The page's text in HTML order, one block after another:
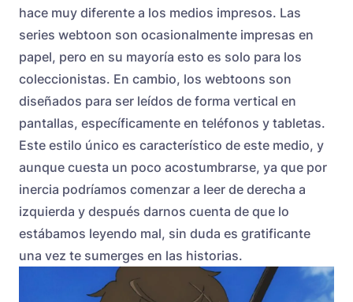
hace muy diferente a los medios impresos. Las
series webtoon son ocasionalmente impresas en
papel, pero en su mayoría esto es solo para los
coleccionistas. En cambio, los webtoons son
diseñados para ser leídos de forma vertical en
pantallas, específicamente en teléfonos y tabletas.
Este estilo único es característico de este medio, y
aunque cuesta un poco acostumbrarse, ya que por
inercia podríamos comenzar a leer de derecha a
izquierda y después darnos cuenta de que lo
estábamos leyendo mal, sin duda es gratificante
una vez te sumerges en las historias.